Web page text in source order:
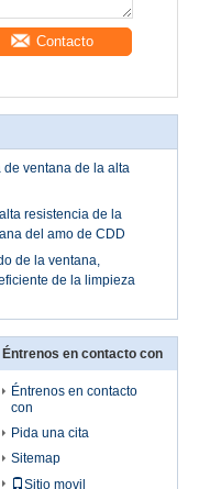
Contacto
ventana de la alta
resistencia de la
del amo de CDD
de la ventana,
de la limpieza
Éntrenos en contacto con
Éntrenos en contacto
con
Pida una cita
Sitemap
Sitio movil